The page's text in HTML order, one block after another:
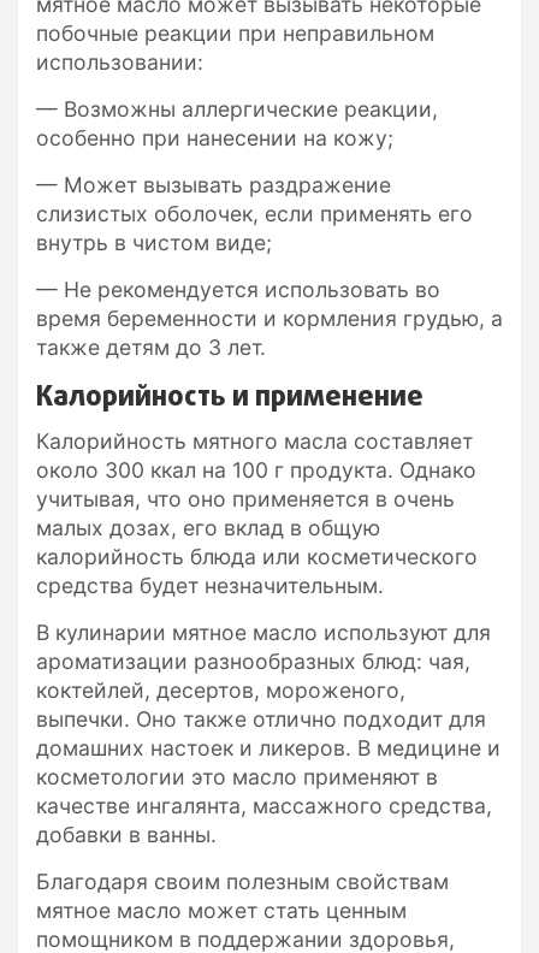
побочные реакции при неправильном
использовании:
— Возможны аллергические реакции,
особенно при нанесении на кожу;
— Может вызывать раздражение
слизистых оболочек, если применять его
внутрь в чистом виде;
— Не рекомендуется использовать во
время беременности и кормления грудью, а
также детям до 3 лет.
Калорийность и применение
Калорийность мятного масла составляет
около 300 ккал на 100 г продукта. Однако
учитывая, что оно применяется в очень
малых дозах, его вклад в общую
калорийность блюда или косметического
средства будет незначительным.
В кулинарии мятное масло используют для
ароматизации разнообразных блюд: чая,
коктейлей, десертов, мороженого,
выпечки. Оно также отлично подходит для
домашних настоек и ликеров. В медицине и
косметологии это масло применяют в
качестве ингалянта, массажного средства,
добавки в ванны.
Благодаря своим полезным свойствам
мятное масло может стать ценным
помощником в поддержании здоровья,